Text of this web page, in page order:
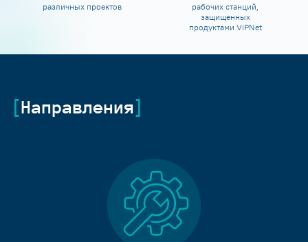
различных проектов
рабочих станций,
защищенных
продуктами ViPNet
Направления